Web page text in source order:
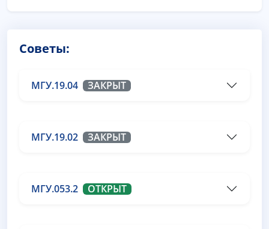
Советы:
МГУ.19.04 ЗАКРЫТ
МГУ.19.02 ЗАКРЫТ
МГУ.053.2 ОТКРЫТ